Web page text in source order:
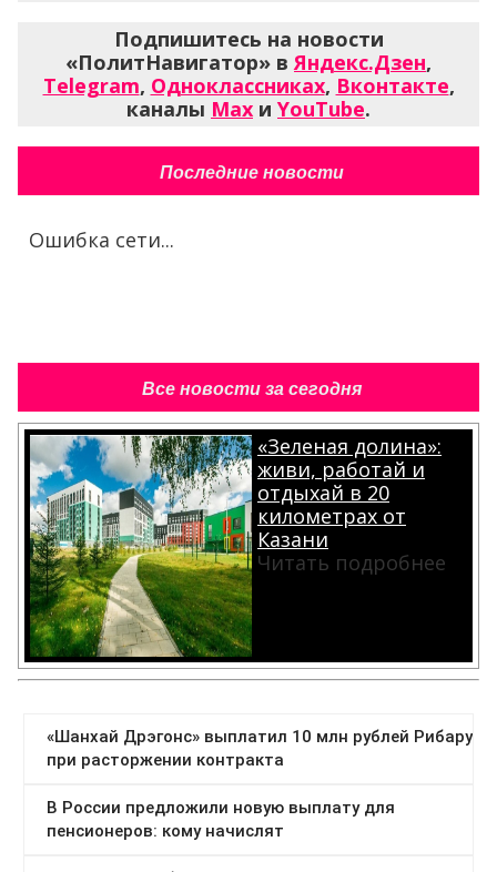
Подпишитесь на новости
«ПолитНавигатор» вЯндекс.Дзен,
Telegram, Одноклассниках, Вконтакте,
каналы Max и YouTube.
Последние новости
Ошибка сети...
Все новости за сегодня
«Зеленая долина»:
живи, работай и
отдыхай в 20
километрах от
Казани
Читать подробнее